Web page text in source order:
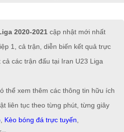
2020-2021 cập nhật mới nhất
1, cả trận, diễn biến kết quả trực
các trận đấu tại Iran U23 Liga
thể xem thêm các thông tin hữu ích
liên tục theo từng phút, từng giây
Kèo bóng đá trực tuyến